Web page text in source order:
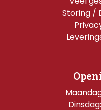
Storing /